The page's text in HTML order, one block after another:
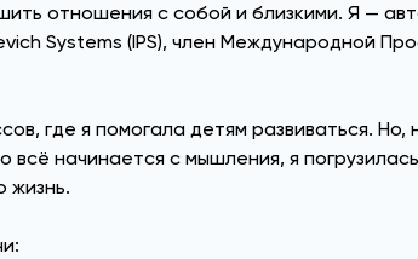
отношения с собой и близкими. Я —
Systems (IPS), член Международной
где я помогала детям развиваться. Но,
начинается с мышления, я
жизнь.